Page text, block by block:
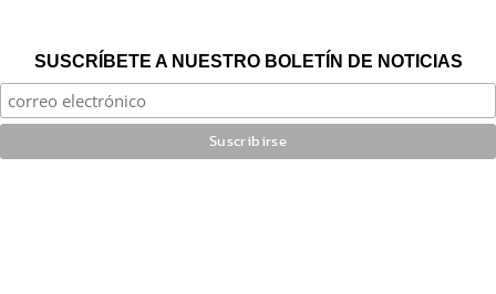
SUSCRÍBETE A NUESTRO BOLETÍN DE NOTICIAS